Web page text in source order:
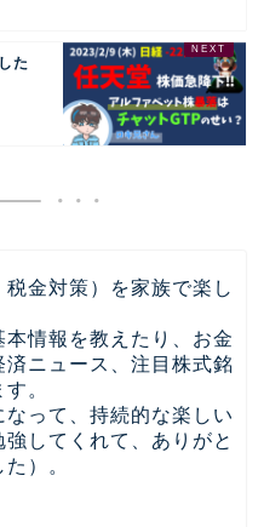
た
金対策）を家族で楽し
情報を教えたり、お金
ニュース、注目株式銘
。
って、持続的な楽しい
してくれて、ありがと
）。